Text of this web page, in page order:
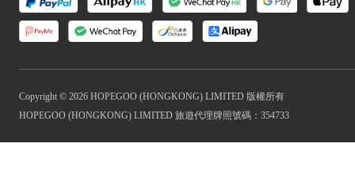
Copyright © 2026 HOPEGOO (HONGKONG) LIMITED 版權所有
HOPEGOO (HONGKONG) LIMITED 旅遊代理牌照號碼：354733